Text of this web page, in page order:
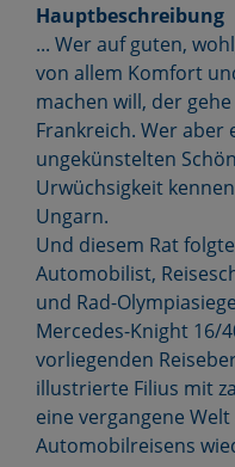
Hauptbeschreibung
... Wer auf guten,
von allem Komfort
machen will, der
Frankreich. Wer aber
ungekünstelten
Urwüchsigkeit
Ungarn.
Und diesem Rat
Automobilist,
und Rad-
Mercedes-Knight 16/
vorliegenden
illustrierte Filius mit
eine vergangene
Automobilreisens